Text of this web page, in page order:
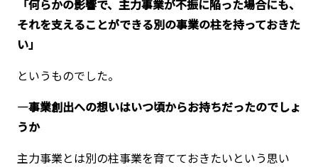
「何らかの影響で、主力事業が不振に陥った場合にも、
それを支えることができる別の事業の柱を持っておきた
い」
というものでした。
―事業創出への想いはいつ頃からお持ちだったのでしょ
うか
主力事業とは別の柱事業を育てておきたいという思い